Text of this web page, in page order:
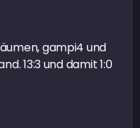
gampi4 und
13:3 und damit 1:0